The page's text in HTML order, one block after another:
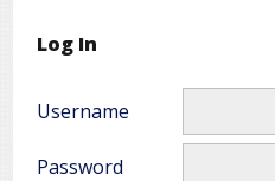
Log In
Username
Password